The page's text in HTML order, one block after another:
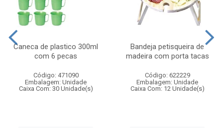
Caneca de plastico 300ml
com 6 pecas
Código: 471090
Embalagem: Unidade
Caixa Com: 30 Unidade(s)
Bandeja petisqueira de
madeira com porta tacas
Código: 622229
Embalagem: Unidade
Caixa Com: 12 Unidade(s)